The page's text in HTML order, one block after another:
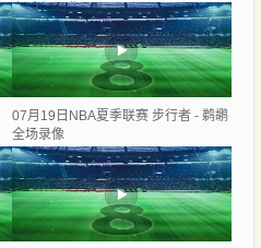
宝 全场录像
07月19日NBA夏季联赛 步行者 - 鹈鹕
全场录像